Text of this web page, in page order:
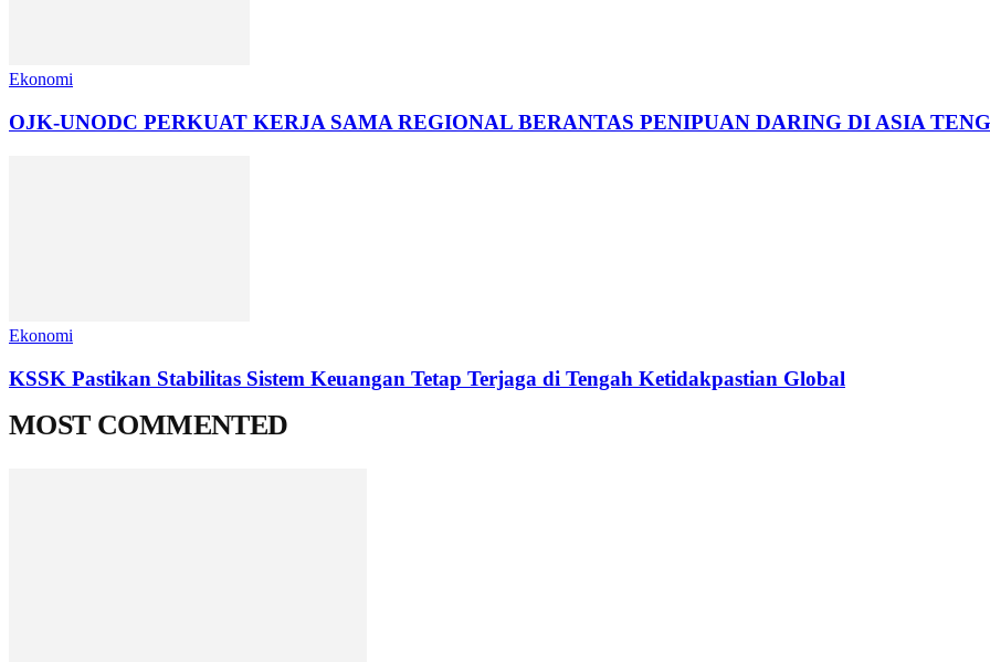
Ekonomi
OJK-UNODC PERKUAT KERJA SAMA REGIONAL BERANTAS PENIPUAN DARING DI ASIA
Ekonomi
KSSK Pastikan Stabilitas Sistem Keuangan Tetap Terjaga di Tengah Ketidakpastian Global
MOST COMMENTED